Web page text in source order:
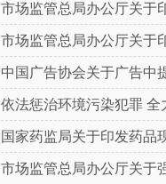
市场监管总局办公厅关于印发 《〈中华人民共和国广告法〉适
市场监管总局办公厅关于印发 《〈中华人民共和国广告法〉适
中国广告协会关于广告中提示性用
依法惩治环境污染犯罪 全力维护国家生态安全 “两高”公布《关于修改〈最高人民法院、最高人民检察院关于
国家药监局关于印发药品现代物流规范
市场监管总局办公厅关于强化广告中提示